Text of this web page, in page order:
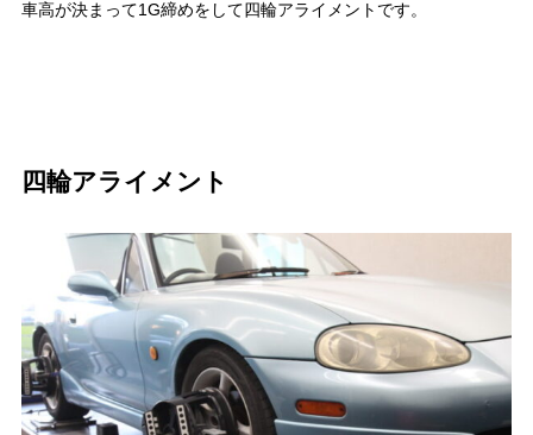
車高が決まって1G締めをして四輪アライメントです。
四輪アライメント